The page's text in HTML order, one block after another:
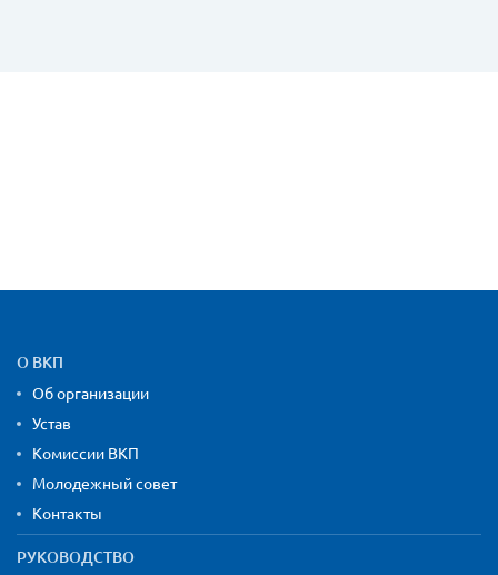
Карта сайта и контактная
О ВКП
Об организации
Устав
Комиссии ВКП
Молодежный совет
Контакты
РУКОВОДСТВО